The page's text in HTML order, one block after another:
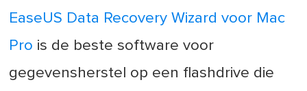
EaseUS Data Recovery Wizard voor Mac
Pro is de beste software voor
gegevensherstel op een flashdrive die